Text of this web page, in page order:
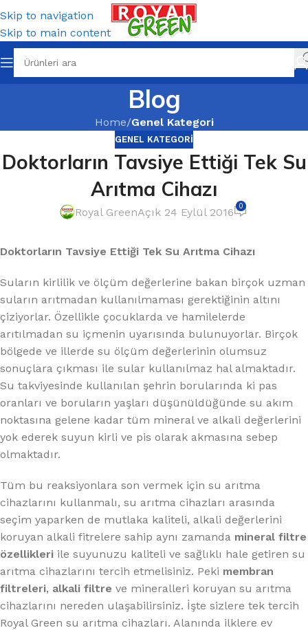
Skip to navigation
Skip to main content
Blog
Home/Genel Kategori
GENEL KATEGORI
Doktorların Tavsiye Ettiği Tek Su
Arıtma Cihazı
Royal GreenAçık 24 Eylül 2016 0
Doktorların Tavsiye Ettiği Tek Su Arıtma Cihazı
Suların kirlilik ve ölçüm değerlerine bakan birçok uzman
suların arıtmadan kullanılmaması gerektiğinin altını
çiziyorlar. Özellikle çocuklarda ve hamilelerde
arıtılmadan su içmenin uyarısında bulunuyorlar. Birçok
bölgede ve illerde su ölçüm değerlerinin olumsuz
sonuçlara çıkması ile sular kullanılmaz hal almaktadır.
Su takviyesinde kullanılan şehrin borularında ki pas
oranları ve boruların yaşları düşünüldüğünde su akım
noktasına gelene kadar tüm mineral ve alkali değerlerini
yok ederek suyun kirli ve pis olarak akmasına sebep
olmaktadır.
Tüm bu reaksiyonlara son vermek için su arıtma
cihazlarını kullanmalı, su arıtma cihazları arasında
seçim yaparken de mutlaka kaliteli, alkali değerlerini
koruyan alkali fitrelere sahip aynı zamanda mineral filtre
özellikleri ile suyunuzu kaliteli ve sağlıklı hale getiren su
arıtma cihazlarını tercih etmelisiniz. Peki membran
filtreleri, alkali filtre ve mineralleri koruyan su arıtma
cihazlarını nereden ulaşabilirsiniz. İşte sizlere tek tercih
Royal Green su arıtma cihazları. Alanında ilklere ev